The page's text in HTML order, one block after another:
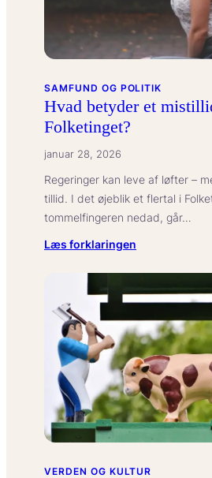
SAMFUND OG POLITIK
Hvad betyder et
Folketinget?
januar 28, 2026
Regeringer kan leve af løfter –
tillid. I det øjeblik et flertal i
tommelfingeren nedad, går…
Læs forklaringen
et
i
Folketinget?
VERDEN OG KULTUR